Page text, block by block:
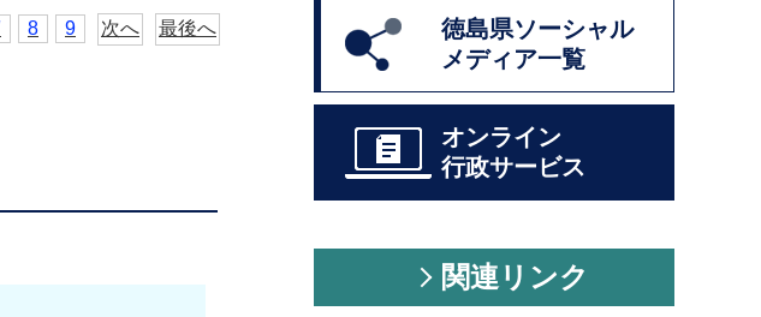
8 9 次へ 最後へ
徳島県ソーシャル
メディア一覧
オンライン
行政サービス
関連リンク